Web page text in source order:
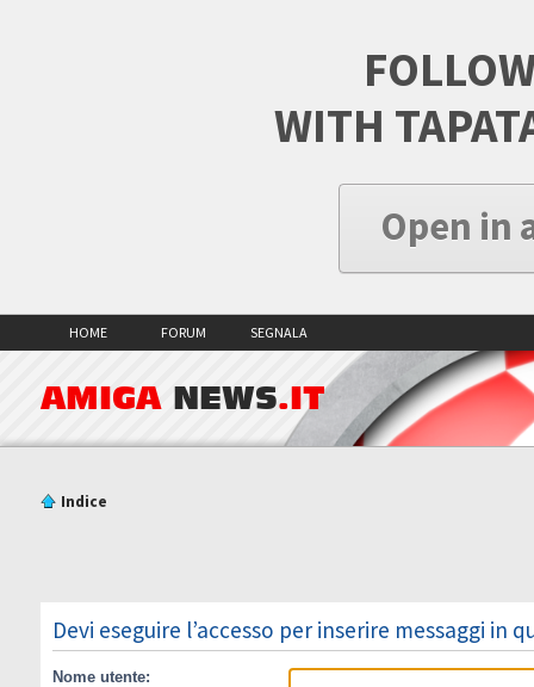
WITH
Open in
HOME FORUM SEGNALA
AMIGA NEWS.IT
Indice
Devi eseguire l’accesso per inserire messaggi in
Nome utente: